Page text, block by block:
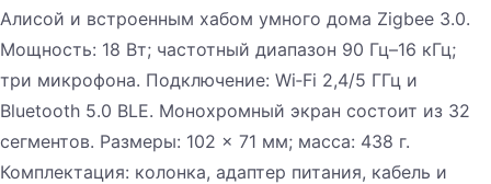
Алисой и встроенным хабом умного дома Zigbee 3.0.
Мощность: 18 Вт; частотный диапазон 90 Гц–16 кГц;
три микрофона. Подключение: Wi‑Fi 2,4/5 ГГц и
Bluetooth 5.0 BLE. Монохромный экран состоит из 32
сегментов. Размеры: 102 × 71 мм; масса: 438 г.
Комплектация: колонка, адаптер питания, кабель и